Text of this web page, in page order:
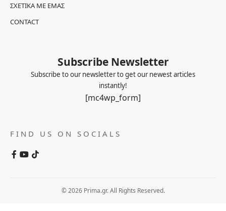
ΣΧΕΤΙΚΆ ΜΕ ΕΜΆΣ
CONTACT
Subscribe Newsletter
Subscribe to our newsletter to get our newest articles
instantly!
[mc4wp_form]
FIND US ON SOCIALS
© 2026 Prima.gr. All Rights Reserved.